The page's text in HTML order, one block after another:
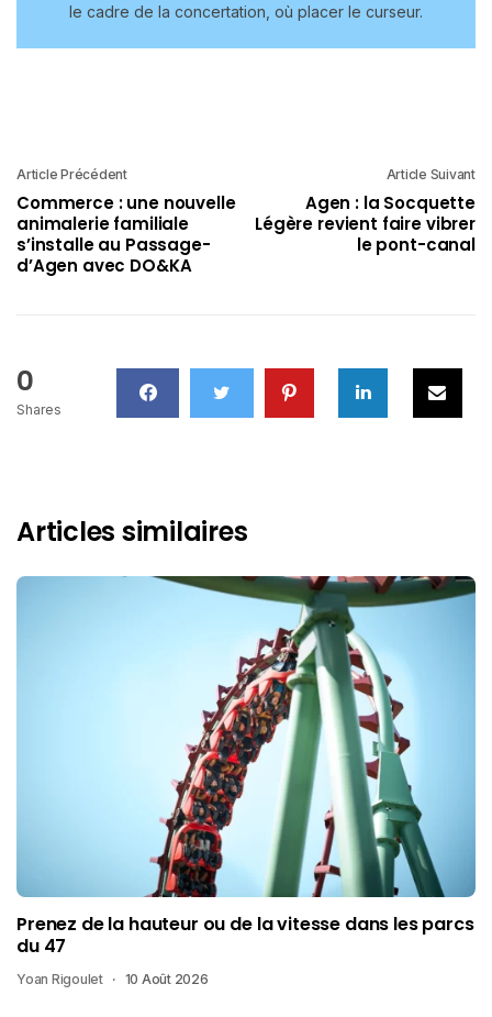
le cadre de la concertation, où placer le curseur.
Article Précédent
Commerce : une nouvelle
animalerie familiale
s’installe au Passage-
d’Agen avec DO&KA
Article Suivant
Agen : la Socquette
Légère revient faire vibrer
le pont-canal
0
Shares
Articles similaires
Prenez de la hauteur ou de la vitesse dans les parcs
du 47
Yoan Rigoulet 10 Août 2026